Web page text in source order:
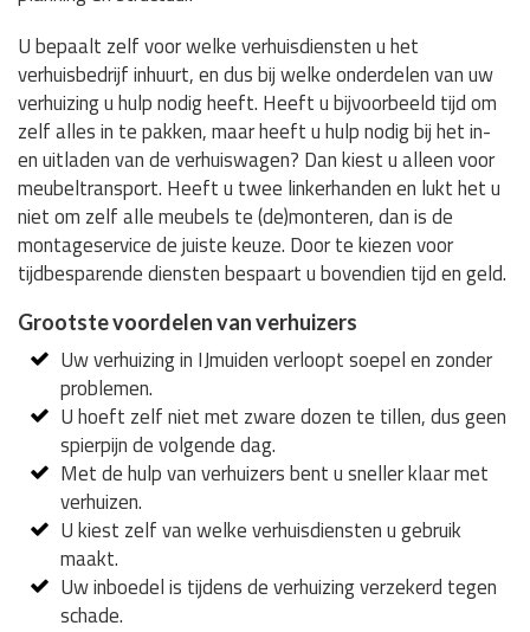
U bepaalt zelf voor welke verhuisdiensten u het
verhuisbedrijf inhuurt, en dus bij welke onderdelen van uw
verhuizing u hulp nodig heeft. Heeft u bijvoorbeeld tijd om
zelf alles in te pakken, maar heeft u hulp nodig bij het in-
en uitladen van de verhuiswagen? Dan kiest u alleen voor
meubeltransport. Heeft u twee linkerhanden en lukt het u
niet om zelf alle meubels te (de)monteren, dan is de
montageservice de juiste keuze. Door te kiezen voor
tijdbesparende diensten bespaart u bovendien tijd en geld.
Grootste voordelen van verhuizers
Uw verhuizing in IJmuiden verloopt soepel en zonder
problemen.
U hoeft zelf niet met zware dozen te tillen, dus geen
spierpijn de volgende dag.
Met de hulp van verhuizers bent u sneller klaar met
verhuizen.
U kiest zelf van welke verhuisdiensten u gebruik
maakt.
Uw inboedel is tijdens de verhuizing verzekerd tegen
schade.